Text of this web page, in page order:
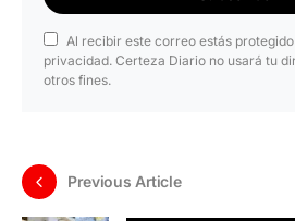
Al recibir este correo estás
privacidad. Certeza Diario no usará tu
otros fines.
Previous Article